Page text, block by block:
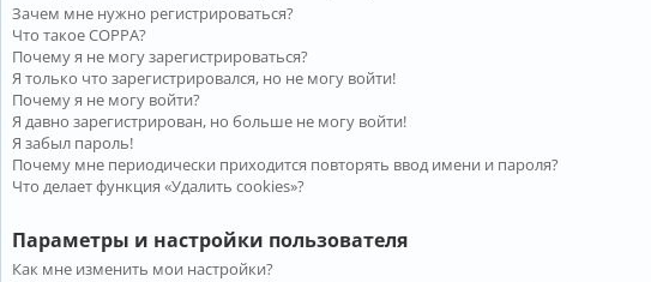
Зачем мне нужно регистрироваться?
Что такое COPPA?
Почему я не могу зарегистрироваться?
Я только что зарегистрировался, но не могу войти!
Почему я не могу войти?
Я давно зарегистрирован, но больше не могу войти!
Я забыл пароль!
Почему мне периодически приходится повторять ввод имени и пароля?
Что делает функция «Удалить cookies»?
Параметры и настройки пользователя
Как мне изменить мои настройки?